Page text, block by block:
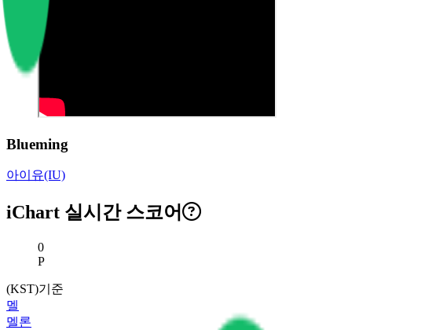
Blueming
아이유(IU)
iChart 실시간 스코어
현재 스코어
0
P
(KST)기준
멜
멜론